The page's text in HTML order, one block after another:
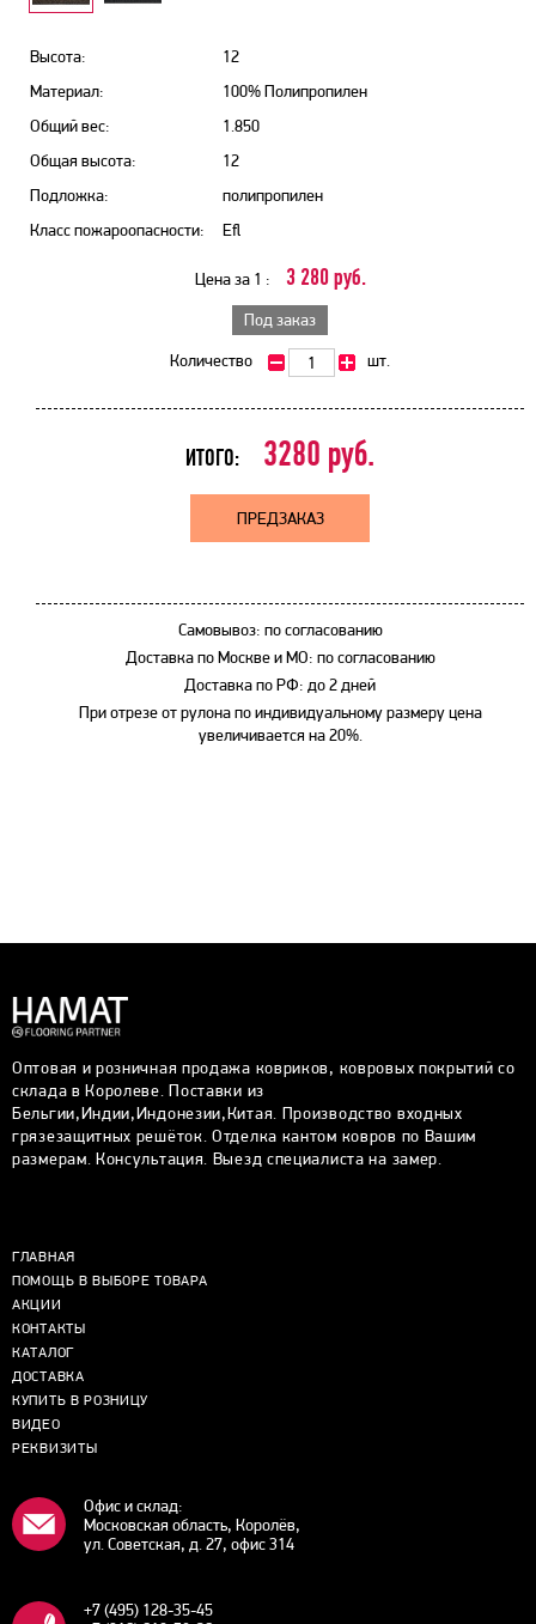
Высота:
12
Материал:
100% Полипропилен
Общий вес:
1.850
Общая высота:
12
Подложка:
полипропилен
Класс пожароопасности:
Efl
Цена за 1 : 3 280 руб.
Под заказ
Количество шт.
ИТОГО: 3280 руб.
ПРЕДЗАКАЗ
Самовывоз: по согласованию
Доставка по Москве и МО: по согласованию
Доставка по РФ: до 2 дней
При отрезе от рулона по индивидуальному размеру цена
увеличивается на 20%.
Оптовая и розничная продажа ковриков, ковровых покрытий со
склада в Королеве. Поставки из
Бельгии,Индии,Индонезии,Китая. Производство входных
грязезащитных решёток. Отделка кантом ковров по Вашим
размерам. Консультация. Выезд специалиста на замер.
ГЛАВНАЯ
ПОМОЩЬ В ВЫБОРЕ ТОВАРА
АКЦИИ
КОНТАКТЫ
КАТАЛОГ
ДОСТАВКА
КУПИТЬ В РОЗНИЦУ
ВИДЕО
РЕКВИЗИТЫ
Офис и склад:
Московская область, Королёв,
ул. Советская, д. 27, офис 314
+7 (495) 128-35-45